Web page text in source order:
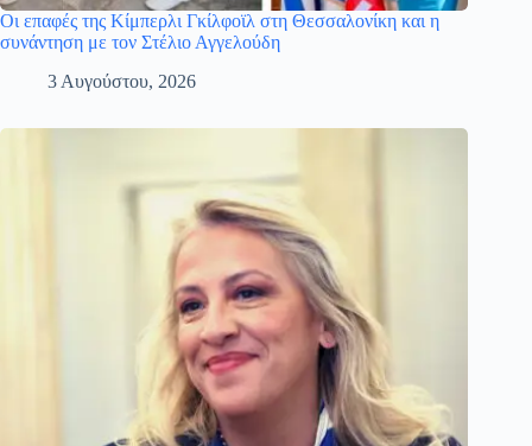
Οι επαφές της Κίμπερλι Γκίλφοϊλ στη Θεσσαλονίκη και η
συνάντηση με τον Στέλιο Αγγελούδη
3 Αυγούστου, 2026